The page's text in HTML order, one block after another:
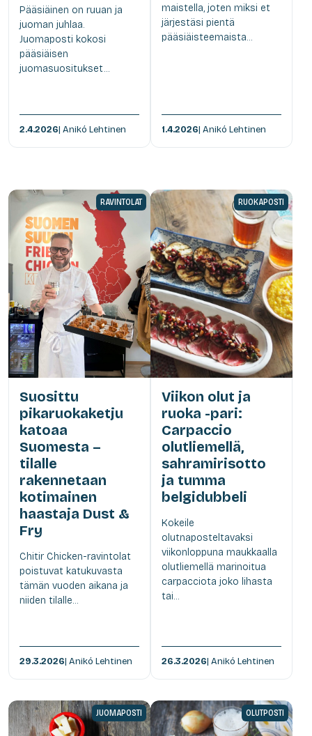
Pääsiäinen on ruuan ja
juoman juhlaa.
Juomaposti kokosi
pääsiäisen
juomasuositukset...
2.4.2026| Anikó Lehtinen
maistella, joten miksi et
järjestäsi pientä
pääsiäisteemaista...
1.4.2026| Anikó Lehtinen
RAVINTOLAT
Suosittu
pikaruokaketju
katoaa
Suomesta –
tilalle
rakennetaan
kotimainen
haastaja Dust &
Fry
Chitir Chicken-ravintolat
poistuvat katukuvasta
tämän vuoden aikana ja
niiden tilalle...
29.3.2026| Anikó Lehtinen
RUOKAPOSTI
Viikon olut ja
ruoka -pari:
Carpaccio
olutliemellä,
sahramirisotto
ja tumma
belgidubbeli
Kokeile
olutnaposteltavaksi
viikonloppuna maukkaalla
olutliemellä marinoitua
carpacciota joko lihasta
tai...
26.3.2026| Anikó Lehtinen
JUOMAPOSTI OLUTPOSTI